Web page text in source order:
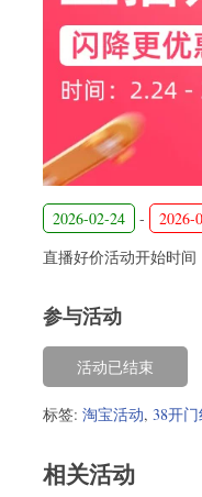
2026-02-24 -
2026-
直播好价活动开始时间
参与活动
活动已结束
标签: 淘宝活动, 38开门
相关活动